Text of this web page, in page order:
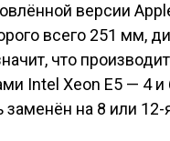
версии
всего 251 мм,
что
Intel Xeon E5 — 4
заменён на 8 или